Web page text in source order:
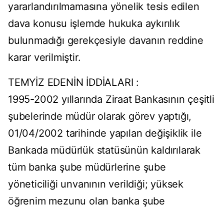
yararlandırılmamasına yönelik tesis edilen
dava konusu işlemde hukuka aykırılık
bulunmadığı gerekçesiyle davanın reddine
karar verilmiştir.
TEMYİZ EDENİN İDDİALARI :
1995-2002 yıllarında Ziraat Bankasının çeşitli
şubelerinde müdür olarak görev yaptığı,
01/04/2002 tarihinde yapılan değişiklik ile
Bankada müdürlük statüsünün kaldırılarak
tüm banka şube müdürlerine şube
yöneticiliği unvanının verildiği; yüksek
öğrenim mezunu olan banka şube